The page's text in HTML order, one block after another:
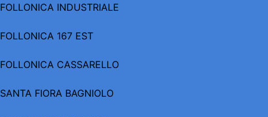
FOLLONICA INDUSTRIALE
FOLLONICA 167 EST
FOLLONICA CASSARELLO
SANTA FIORA BAGNIOLO